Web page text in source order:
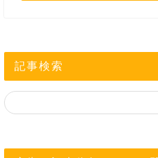
記事検索